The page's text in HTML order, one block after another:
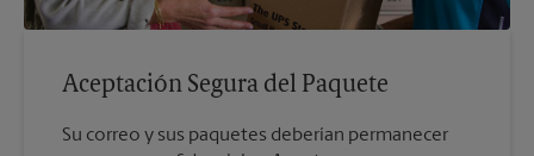
Aceptación Segura del Paquete
Su correo y sus paquetes deberían permanecer